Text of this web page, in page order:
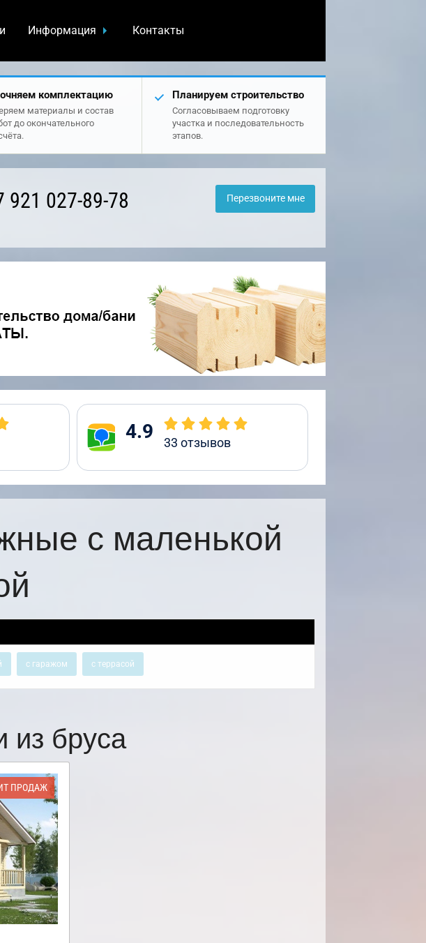
Информация Контакты
комплектацию
материалы и состав
до окончательного
Планируем строительство
Согласовываем подготовку
участка и последовательность
этапов.
921 027-89-78 Перезвоните мне
4.9 33 отзывов
с маленькой
с гаражом с террасой
бруса
ПРОДАЖ